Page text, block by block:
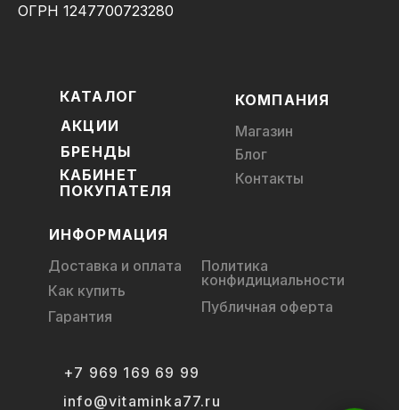
ОГРН 1247700723280
КАТАЛОГ
КАБИНЕТ
ПОКУПАТЕЛЯ
БРЕНДЫ
АКЦИИ
Магазин
Блог
Контакты
КОМПАНИЯ
+7 969 169 69 99
info@vitaminka77.ru
ИНФОРМАЦИЯ
Доставка и оплата
Как купить
Политика
конфидициальности
Публичная оферта
Гарантия